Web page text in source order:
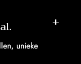
unieke